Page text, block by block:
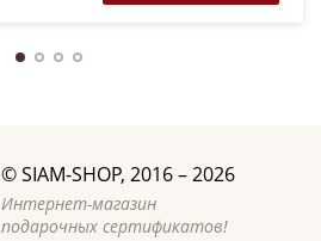
©SIAM-SHOP, 2016 – 2026
Интернет-магазин
подарочных сертификатов!